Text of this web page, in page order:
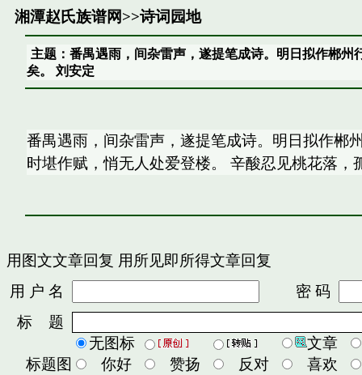
湘潭赵氏族谱网>>诗词园地
主题：番禺遇雨，间杂雷声，遂提笔成诗。明日拟作郴州
矣。 刘安定
番禺遇雨，间杂雷声，遂提笔成诗。明日拟作郴
时堪作赋，悄无人处爱登楼。 辛酸忍见桃花落
用图文文章回复 用所见即所得文章回复
用 户 名
密 码
标 题
标题图
无图标
文章
你好
赞扬 反对
喜欢